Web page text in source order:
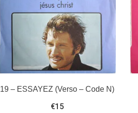
19 – ESSAYEZ (Verso – Code N)
€15